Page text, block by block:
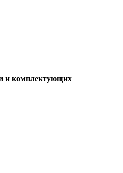
и комплектующих